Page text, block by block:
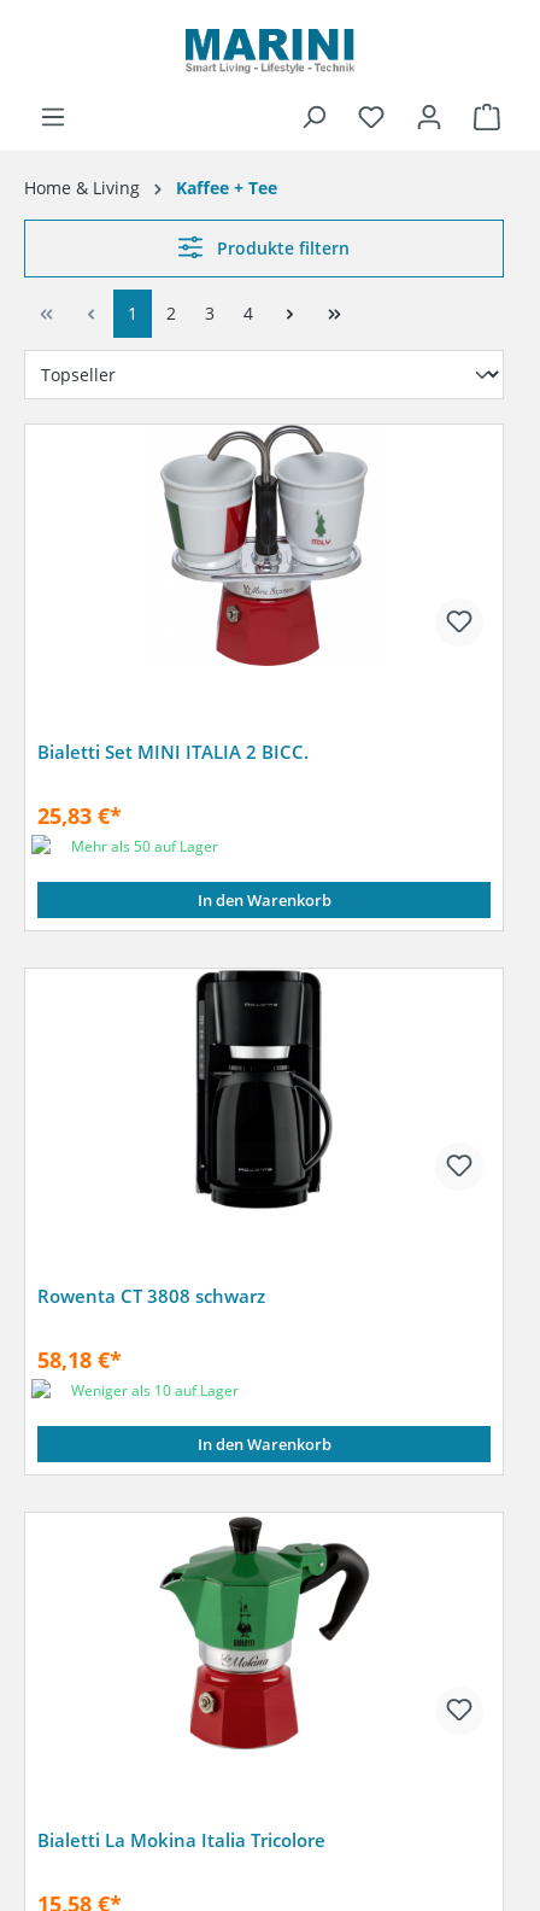
Home & Living Kaffee + Tee
Produkte filtern
1 2 3 4
Bialetti Set MINI ITALIA 2 BICC.
25,83 €*
Mehr als 50 auf Lager
In den Warenkorb
Rowenta CT 3808 schwarz
58,18 €*
Weniger als 10 auf Lager
In den Warenkorb
Bialetti La Mokina Italia Tricolore
15,58 €*